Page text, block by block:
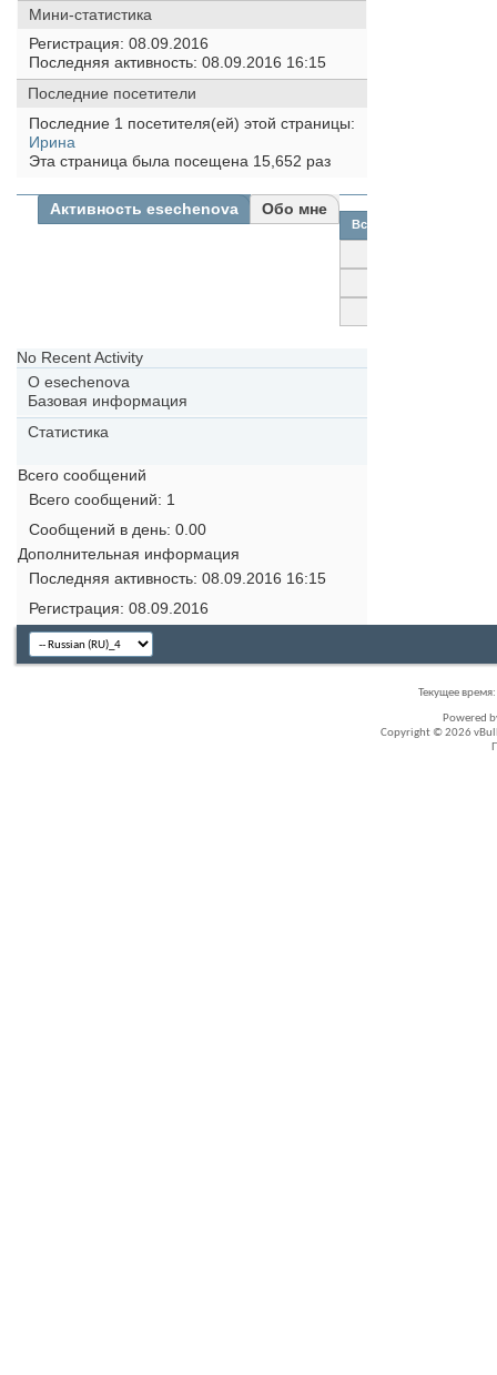
Мини-статистика
Регистрация 08.09.2016
Последняя активность 08.09.2016 16:15
Последние посетители
Последние 1 посетителя(ей) этой страницы:
Иринa
Эта страница была посещена 15,652 раз
Активность esechenova Обо мне
Все
No Recent Activity
О esechenova
Базовая информация
Статистика
Всего сообщений
Всего сообщений
1
Сообщений в день 0.00
Дополнительная информация
Последняя активность 08.09.2016 16:15
Регистрация 08.09.2016
Текущее время:
Powered
Copyright © 2026